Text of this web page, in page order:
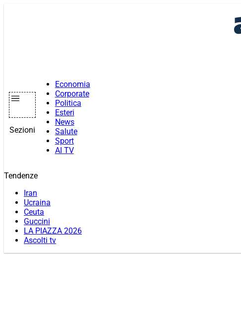
Sezioni
Economia
Corporate
Politica
Esteri
News
Salute
Sport
AI TV
Tendenze
Iran
Ucraina
Ceuta
Guccini
LA PIAZZA 2026
Ascolti tv